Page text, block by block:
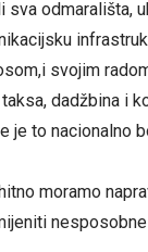
sva odmarališta,
svojim
dadžbina i
je to nacionalno
moramo